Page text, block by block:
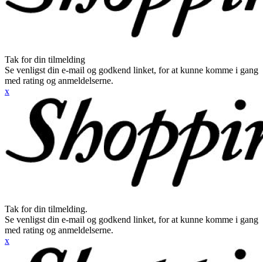
Tak for din tilmelding
Se venligst din e-mail og godkend linket, for at kunne komme i gang
med rating og anmeldelserne.
x
Tak for din tilmelding.
Se venligst din e-mail og godkend linket, for at kunne komme i gang
med rating og anmeldelserne.
x